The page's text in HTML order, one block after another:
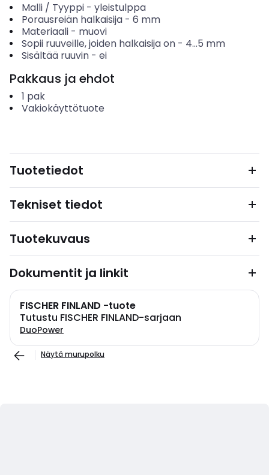
Malli / Tyyppi- yleistulppa
Porausreiän halkaisija- 6 mm
Materiaali- muovi
Sopii ruuveille, joiden halkaisija on- 4...5 mm
Sisältää ruuvin- ei
Pakkaus ja ehdot
1 pak
Vakiokäyttötuote
Tuotetiedot
Tekniset tiedot
Tuotekuvaus
Dokumentit ja linkit
FISCHER FINLAND -tuote
Tutustu FISCHER FINLAND-sarjaan
DuoPower
Näytä murupolku